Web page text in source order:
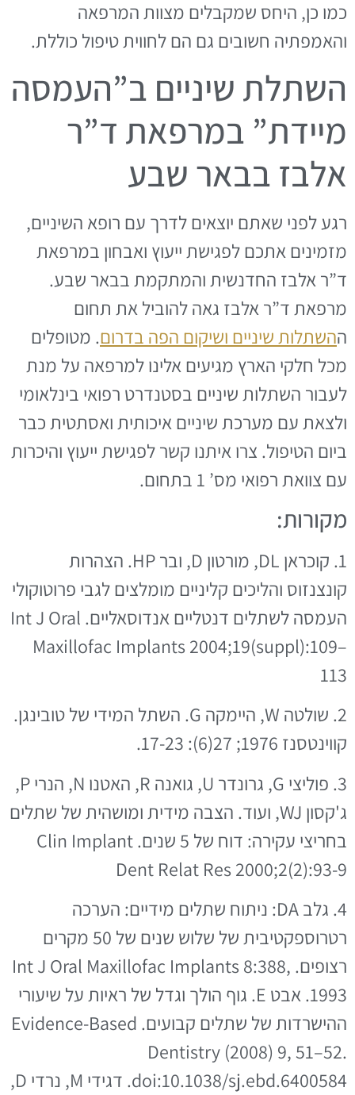
כמו כן, היחס שמקבלים מצוות המרפאה
והאמפתיה חשובים גם הם לחווית טיפול כוללת.
השתלת שיניים ב”העמסה
מיידת” במרפאת ד”ר
אלבז בבאר שבע
רגע לפני שאתם יוצאים לדרך עם רופא השיניים,
מזמינים אתכם לפגישת ייעוץ ואבחון במרפאת
ד”ר אלבז החדנשית והמתקמת בבאר שבע.
מרפאת ד”ר אלבז גאה להוביל את תחום
ההשתלות שיניים ושיקום הפה בדרום. מטופלים
מכל חלקי הארץ מגיעים אלינו למרפאה על מנת
לעבור השתלות שיניים בסטנדרט רפואי בינלאומי
ולצאת עם מערכת שיניים איכותית ואסתטית כבר
ביום הטיפול. צרו איתנו קשר לפגישת ייעוץ והיכרות
עם צוואת רפואי מס’ 1 בתחום.
מקורות:
1. קוכראן DL, מורטון D, ובר HP. הצהרות
קונצנזוס והליכים קליניים מומלצים לגבי פרוטוקולי
העמסה לשתלים דנטליים אנדוסאליים. Int J Oral
Maxillofac Implants 2004;19(suppl):109–
113
2. שולטה W, היימקה G. השתל המידי של טובינגן.
קווינטסנז 1976; 27(6): 17-23.
3. פוליצי G, גרונדר U, גואנה R, האטנו N, הנרי P,
ג'קסון WJ, ועוד. הצבה מידית ומושהית של שתלים
בחריצי עקירה: דוח של 5 שנים. Clin Implant
Dent Relat Res 2000;2(2):93-9
4. גלב DA: ניתוח שתלים מידיים: הערכה
רטרוספקטיבית של שלוש שנים של 50 מקרים
רצופים. Int J Oral Maxillofac Implants 8:388,
1993. אבט E. גוף הולך וגדל של ראיות על שיעורי
ההישרדות של שתלים קבועים. Evidence-Based
Dentistry (2008) 9, 51–52.
doi:10.1038/sj.ebd.6400584. דגידי M, נרדי D,